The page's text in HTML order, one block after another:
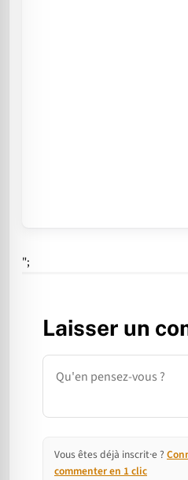
";
Laisser un
Commentaire
Vous êtes déjà inscrit·e ?
commenter en 1 clic